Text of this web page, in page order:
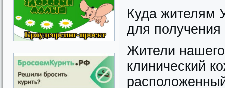
Куда жителям
для
Жители нашего
клинический